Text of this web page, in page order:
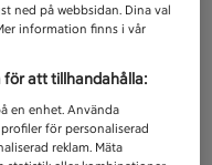
ned på webbsidan. Dina val
information finns i vår
för att tillhandahålla:
en enhet. Använda
för personaliserad
reklam. Mäta